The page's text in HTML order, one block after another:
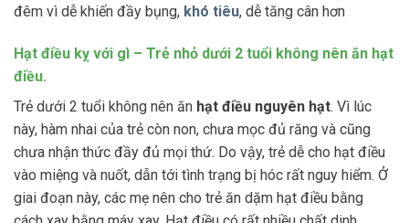
đêm vì dễ khiến đầy bụng, khó tiêu, dễ tăng cân hơn
Hạt điều kỵ với gì – Trẻ nhỏ dưới 2 tuổi không nên ăn hạt
điều.
Trẻ dưới 2 tuổi không nên ăn hạt điều nguyên hạt. Vì lúc
này, hàm nhai của trẻ còn non, chưa mọc đủ răng và cũng
chưa nhận thức đầy đủ mọi thứ. Do vậy, trẻ dễ cho hạt điều
vào miệng và nuốt, dẫn tới tình trạng bị hóc rất nguy hiểm. Ở
giai đoạn này, các mẹ nên cho trẻ ăn dặm hạt điều bằng